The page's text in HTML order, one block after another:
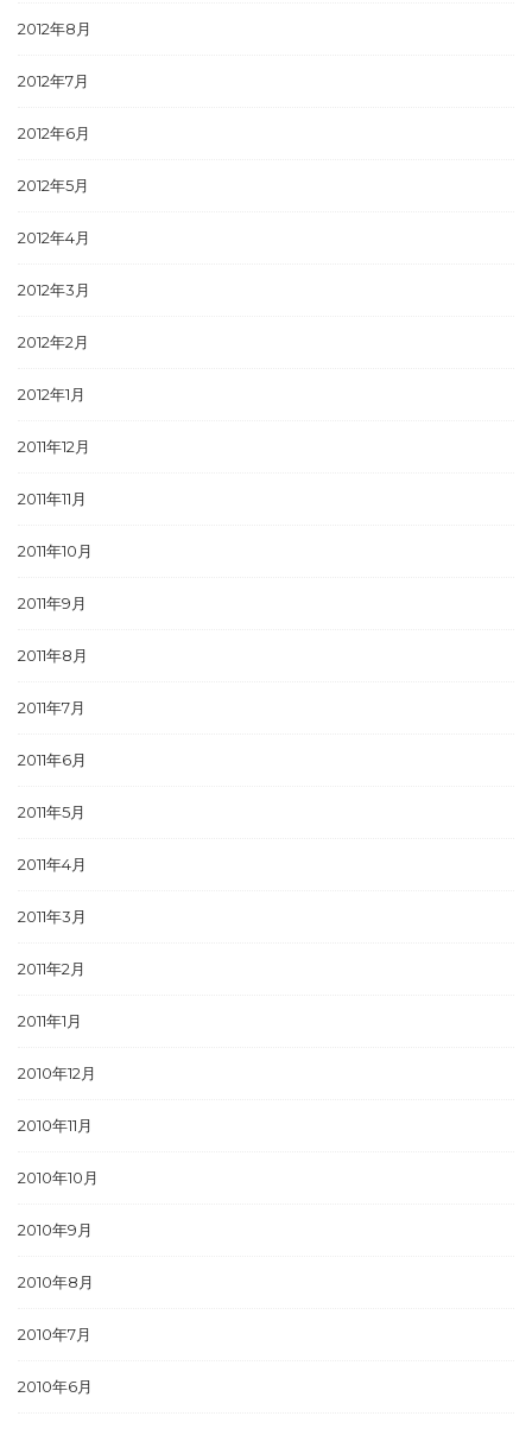
2012年8月
2012年7月
2012年6月
2012年5月
2012年4月
2012年3月
2012年2月
2012年1月
2011年12月
2011年11月
2011年10月
2011年9月
2011年8月
2011年7月
2011年6月
2011年5月
2011年4月
2011年3月
2011年2月
2011年1月
2010年12月
2010年11月
2010年10月
2010年9月
2010年8月
2010年7月
2010年6月